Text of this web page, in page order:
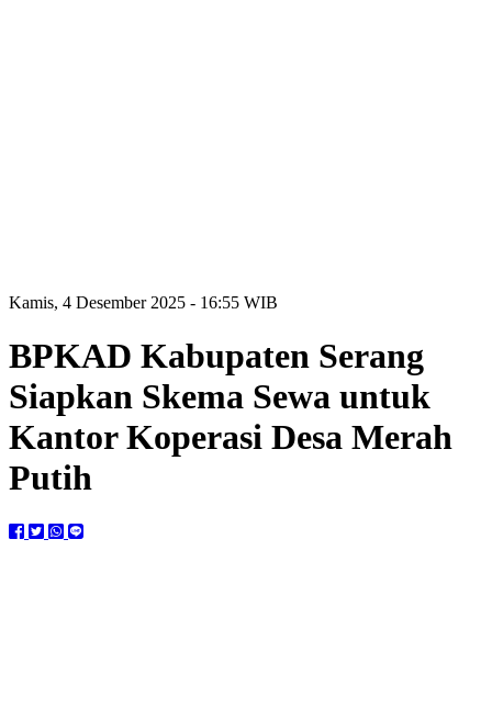
Kamis, 4 Desember 2025 - 16:55 WIB
BPKAD Kabupaten Serang
Siapkan Skema Sewa untuk
Kantor Koperasi Desa Merah
Putih